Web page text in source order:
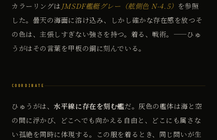
カラーリングは JMSDF艦艇グレー（舷側色 N-4.5） を参照
した。曇天の海面に溶け込み、しかし確かな存在感を放つそ
の色は、主張しすぎない強さを持つ。着る、戦術。——ひゅ
うがはその言葉を甲板の鋼に刻んでいる。
COORDINATE
ひゅうがは、水平線に存在を刻む艦だ。灰色の艦体は海と空
の間に浮かび、どこへでも向かえる自由と、どこにも属さな
い孤絶を同時に体現する。この服を着るとき、同じ問いが生